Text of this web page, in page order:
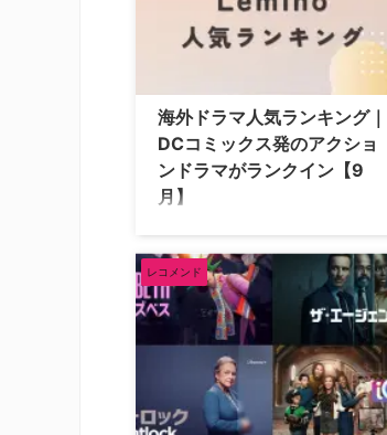
ラ Miss.エージェント ボディ・アーマ
ー ファイナル・インパクト マッドロ
ード マックス・フューリー アメリカ
ｓ．殺人クロコダイル バイオハザー
ド II アポカリプス イ …
海外ドラマ人気ランキング｜
DCコミックス発のアクショ
ンドラマがランクイン【9
月】
をご紹介。 海外ドラマ人気ランキング
トップ20【2025年9月1日】 2025年9
月1日（月）時点で、Leminoで人気の
海外ドラマランキングトップ20は以下
の通り。 ＡＲＲＯＷ／アロー シーズ
ン2 ＡＲＲＯＷ／アロー シーズン4 Ｓ
ＵＰＥＲＧＩＲＬ／スーパーガール シ
ーズン1 ＳＵＰＥＲＧＩＲＬ／スーパ
レコメンド